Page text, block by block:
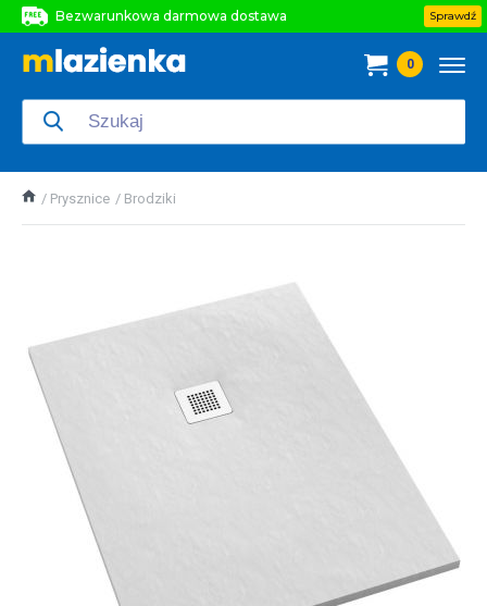
Bezwarunkowa darmowa dostawa
Bezwarunkowa darmowa dostawa
Sprawdź
0
Prysznice Brodziki